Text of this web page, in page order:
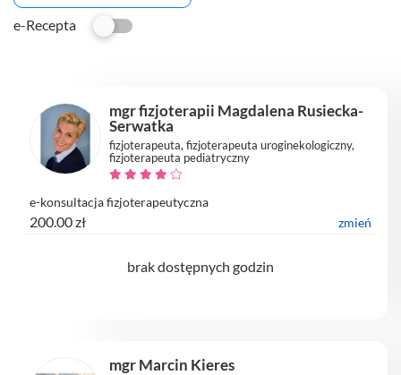
e-Recepta
mgr fizjoterapii Magdalena Rusiecka-
Serwatka
fizjoterapeuta, fizjoterapeuta uroginekologiczny,
fizjoterapeuta pediatryczny
e-konsultacja fizjoterapeutyczna
200.00 zł zmień
brak dostępnych godzin
mgr Marcin Kieres